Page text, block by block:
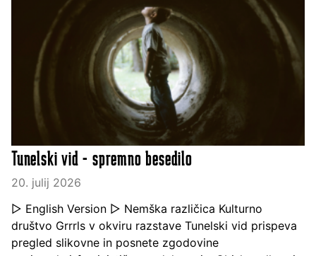
Tunelski vid - spremno besedilo
20. julij 2026
▷ English Version ▷ Nemška različica Kulturno
društvo Grrrls v okviru razstave Tunelski vid prispeva
pregled slikovne in posnete zgodovine